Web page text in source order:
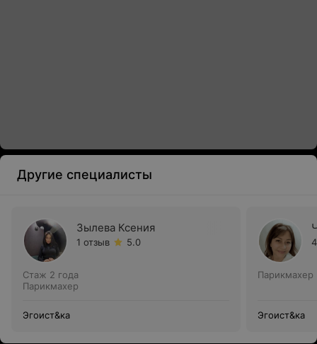
Другие специалисты
Зылева Ксения
1 отзыв 5.0
Стаж 2 года
Парикмахер
Эгоист&ка
Парикмахер
Эгоист&ка